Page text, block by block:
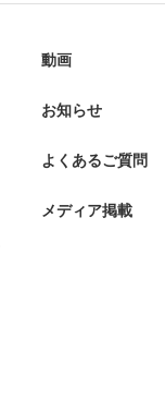
動画
お知らせ
よくあるご質問
メディア掲載